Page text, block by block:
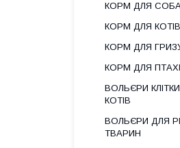
КОРМ ДЛЯ
КОРМ ДЛЯ КОТІВ
КОРМ ДЛЯ
КОРМ ДЛЯ
ВОЛЬЄРИ
КОТІВ
ВОЛЬЄРИ ДЛЯ
ТВАРИН